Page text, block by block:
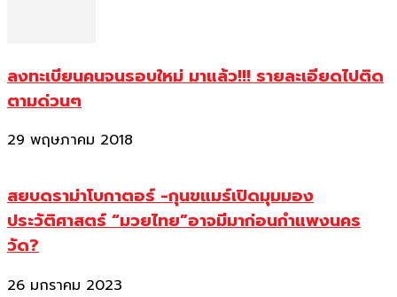
ลงทะเบียนคนจนรอบใหม่ มาแล้ว!!! รายละเอียดไปติด
ตามด่วนๆ
29 พฤษภาคม 2018
สยบดราม่าโบกาตอร์ -กุนขแมร์เปิดมุมมอง
ประวัติศาสตร์ “มวยไทย”อาจมีมาก่อนกำแพงนคร
วัด?
26 มกราคม 2023